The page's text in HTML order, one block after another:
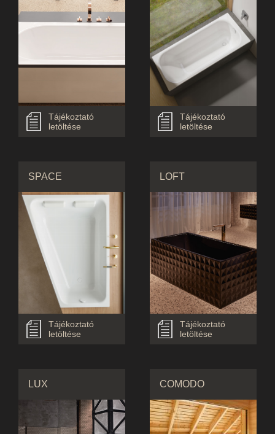
Tájékoztató
letöltése
Tájékoztató
letöltése
SPACE
Tájékoztató
letöltése
LOFT
Tájékoztató
letöltése
LUX COMODO